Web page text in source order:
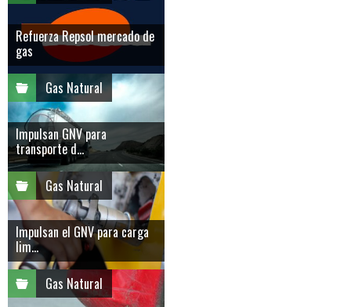
Refuerza Repsol mercado de
gas
Gas Natural
Impulsan GNV para
transporte d...
Gas Natural
Impulsan el GNV para carga
lim...
Gas Natural